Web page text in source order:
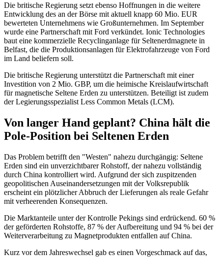
Die britische Regierung setzt ebenso Hoffnungen in die weitere
Entwicklung des an der Börse mit aktuell knapp 60 Mio. EUR
bewerteten Unternehmens wie Großunternehmen. Im September
wurde eine Partnerschaft mit Ford verkündet. Ionic Technologies
baut eine kommerzielle Recyclinganlage für Seltenerdmagnete in
Belfast, die die Produktionsanlagen für Elektrofahrzeuge von Ford
im Land beliefern soll.
Die britische Regierung unterstützt die Partnerschaft mit einer
Investition von 2 Mio. GBP, um die heimische Kreislaufwirtschaft
für magnetische Seltene Erden zu unterstützen. Beteiligt ist zudem
der Legierungsspezialist Less Common Metals (LCM).
Von langer Hand geplant? China hält die
Pole-Position bei Seltenen Erden
Das Problem betrifft den "Westen" nahezu durchgängig: Seltene
Erden sind ein unverzichtbarer Rohstoff, der nahezu vollständig
durch China kontrolliert wird. Aufgrund der sich zuspitzenden
geopolitischen Auseinandersetzungen mit der Volksrepublik
erscheint ein plötzlicher Abbruch der Lieferungen als reale Gefahr
mit verheerenden Konsequenzen.
Die Marktanteile unter der Kontrolle Pekings sind erdrückend. 60 %
der geförderten Rohstoffe, 87 % der Aufbereitung und 94 % bei der
Weiterverarbeitung zu Magnetprodukten entfallen auf China.
Kurz vor dem Jahreswechsel gab es einen Vorgeschmack auf das,